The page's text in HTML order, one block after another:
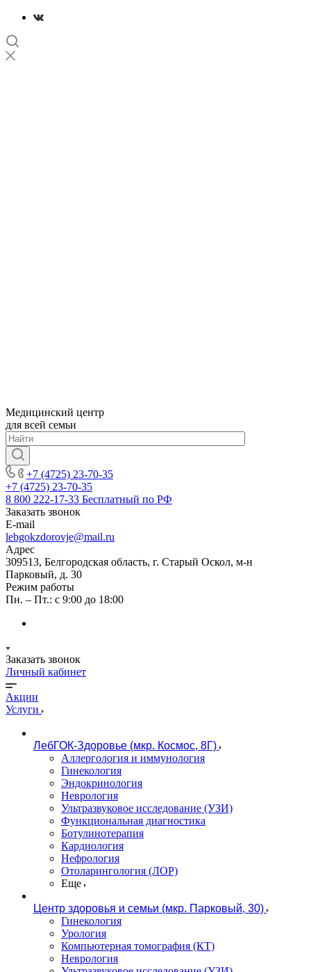
Медицинский центр
для всей семьи
+7 (4725) 23-70-35
+7 (4725) 23-70-35
8 800 222-17-33 Бесплатный по РФ
Заказать звонок
E-mail
lebgokzdorovje@mail.ru
Адрес
309513, Белгородская область, г. Старый Оскол, м-н
Парковый, д. 30
Режим работы
Пн. – Пт.: с 9:00 до 18:00
Заказать звонок
Личный кабинет
Акции
Услуги
ЛебГОК-Здоровье (мкр. Космос, 8Г)
Аллергология и иммунология
Гинекология
Эндокринология
Неврология
Ультразвуковое исследование (УЗИ)
Функциональная диагностика
Ботулинотерапия
Кардиология
Нефрология
Отоларингология (ЛОР)
Еще
Центр здоровья и семьи (мкр. Парковый, 30)
Гинекология
Урология
Компьютерная томография (КТ)
Неврология